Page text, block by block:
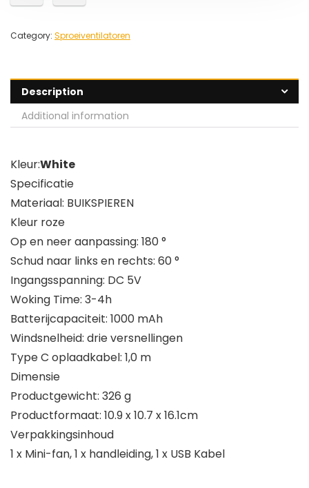
Category: Sproeiventilatoren
Description
Additional information
Kleur:White
Specificatie
Materiaal: BUIKSPIEREN
Kleur roze
Op en neer aanpassing: 180 °
Schud naar links en rechts: 60 °
Ingangsspanning: DC 5V
Woking Time: 3-4h
Batterijcapaciteit: 1000 mAh
Windsnelheid: drie versnellingen
Type C oplaadkabel: 1,0 m
Dimensie
Productgewicht: 326 g
Productformaat: 10.9 x 10.7 x 16.1cm
Verpakkingsinhoud
1 x Mini-fan, 1 x handleiding, 1 x USB Kabel